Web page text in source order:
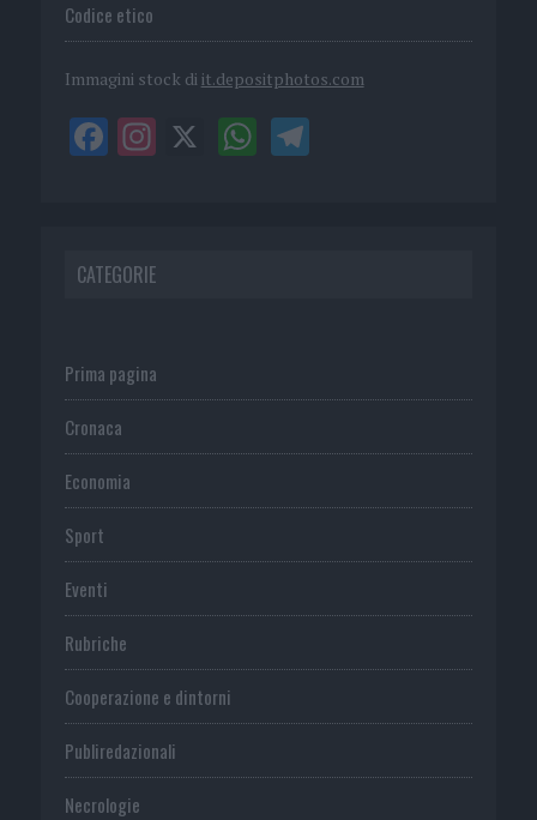
Codice etico
Immagini stock di it.depositphotos.com
CATEGORIE
Prima pagina
Cronaca
Economia
Sport
Eventi
Rubriche
Cooperazione e dintorni
Publiredazionali
Necrologie